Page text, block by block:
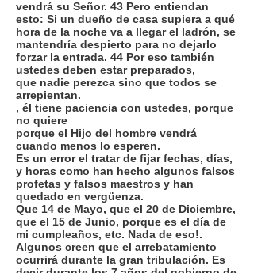
vendrá su Señor. 43 Pero entiendan
esto: Si un dueño de casa supiera a qué
hora de la noche va a llegar el ladrón, se
mantendría despierto para no dejarlo
forzar la entrada. 44 Por eso también
ustedes deben estar preparados,
que nadie perezca sino que todos se
arrepientan.
, él tiene paciencia con ustedes, porque
no quiere
porque el Hijo del hombre vendrá
cuando menos lo esperen.
Es un error el tratar de fijar fechas, días,
y horas como han hecho algunos falsos
profetas y falsos maestros y han
quedado en vergüenza.
Que 14 de Mayo, que el 20 de Diciembre,
que el 15 de Junio, porque es el día de
mi cumpleaños, etc. Nada de eso!.
Algunos creen que el arrebatamiento
ocurrirá durante la gran tribulación. Es